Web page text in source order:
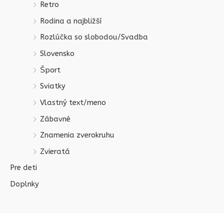
Retro
Rodina a najbližší
Rozlúčka so slobodou/Svadba
Slovensko
Šport
Sviatky
Vlastný text/meno
Zábavné
Znamenia zverokruhu
Zvieratá
Pre deti
Doplnky